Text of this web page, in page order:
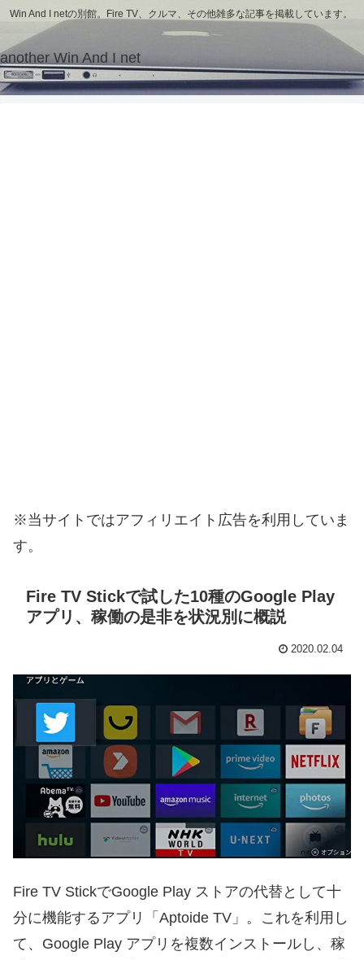
Win And I netの別館。Fire TV、クルマ、その他雑多な記事を掲載しています。
another Win And I net
※当サイトではアフィリエイト広告を利用していま
す。
Fire TV Stickで試した10種のGoogle Play
アプリ、稼働の是非を状況別に概説
2020.02.04
Fire TV StickでGoogle Play ストアの代替として十
分に機能するアプリ「Aptoide TV」。これを利用し
て、Google Play アプリを複数インストールし、稼